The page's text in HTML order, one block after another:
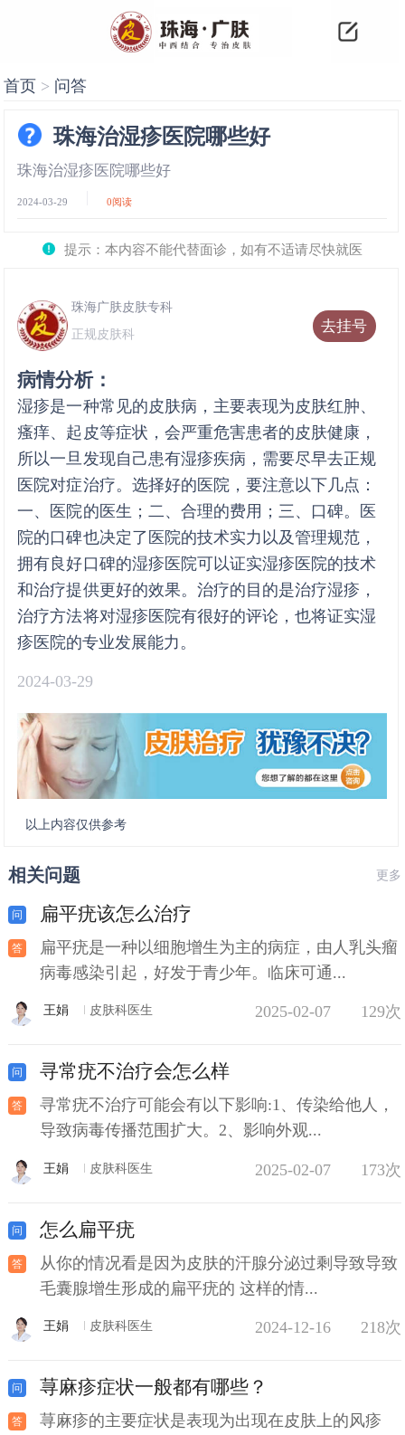
首页 > 问答
珠海治湿疹医院哪些好
珠海治湿疹医院哪些好
2024-03-29 0阅读
提示：本内容不能代替面诊，如有不适请尽快就医
去挂号
珠海广肤皮肤专科
正规皮肤科
病情分析：
湿疹是一种常见的皮肤病，主要表现为皮肤红肿、
瘙痒、起皮等症状，会严重危害患者的皮肤健康，
所以一旦发现自己患有湿疹疾病，需要尽早去正规
医院对症治疗。选择好的医院，要注意以下几点：
一、医院的医生；二、合理的费用；三、口碑。医
院的口碑也决定了医院的技术实力以及管理规范，
拥有良好口碑的湿疹医院可以证实湿疹医院的技术
和治疗提供更好的效果。治疗的目的是治疗湿疹，
治疗方法将对湿疹医院有很好的评论，也将证实湿
疹医院的专业发展能力。
2024-03-29
以上内容仅供参考
相关问题 更多
扁平疣该怎么治疗
扁平疣是一种以细胞增生为主的病症，由人乳头瘤
病毒感染引起，好发于青少年。临床可通...
王娟 皮肤科医生 2025-02-07 129次
寻常疣不治疗会怎么样
寻常疣不治疗可能会有以下影响:1、传染给他人，
导致病毒传播范围扩大。2、影响外观...
王娟 皮肤科医生 2025-02-07 173次
怎么扁平疣
从你的情况看是因为皮肤的汗腺分泌过剩导致导致
毛囊腺增生形成的扁平疣的 这样的情...
王娟 皮肤科医生 2024-12-16 218次
荨麻疹症状一般都有哪些？
荨麻疹的主要症状是表现为出现在皮肤上的风疹